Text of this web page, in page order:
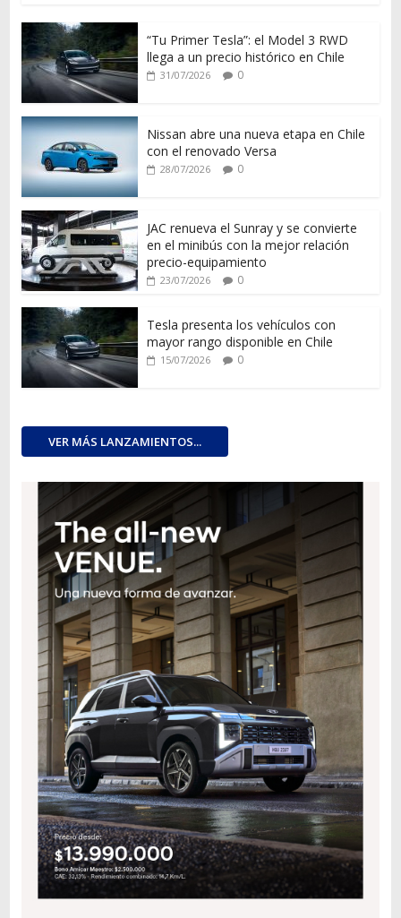
“Tu Primer Tesla”: el Model 3 RWD
llega a un precio histórico en Chile
31/07/2026 0
Nissan abre una nueva etapa en Chile
con el renovado Versa
28/07/2026 0
JAC renueva el Sunray y se convierte
en el minibús con la mejor relación
precio-equipamiento
23/07/2026 0
Tesla presenta los vehículos con
mayor rango disponible en Chile
15/07/2026 0
VER MÁS LANZAMIENTOS...